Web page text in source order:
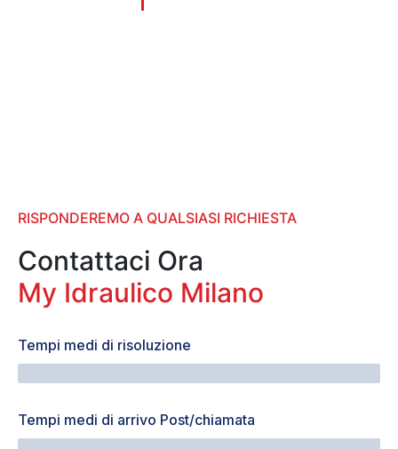
RISPONDEREMO A QUALSIASI RICHIESTA
Contattaci Ora
My Idraulico Milano
Tempi medi di risoluzione
Tempi medi di arrivo Post/chiamata